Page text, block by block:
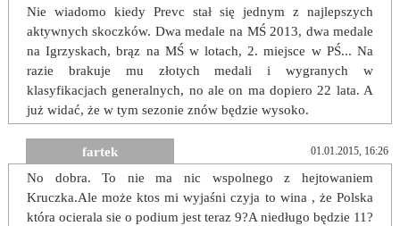
Nie wiadomo kiedy Prevc stał się jednym z najlepszych
aktywnych skoczków. Dwa medale na MŚ 2013, dwa medale
na Igrzyskach, brąz na MŚ w lotach, 2. miejsce w PŚ... Na
razie brakuje mu złotych medali i wygranych w
klasyfikacjach generalnych, no ale on ma dopiero 22 lata. A
już widać, że w tym sezonie znów będzie wysoko.
fartek 01.01.2015, 16:26
No dobra. To nie ma nic wspolnego z hejtowaniem
Kruczka.Ale może ktos mi wyjaśni czyja to wina , że Polska
która ocierala sie o podium jest teraz 9?A niedługo będzie 11?